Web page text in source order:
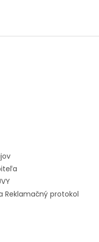
Reklamačný protokol